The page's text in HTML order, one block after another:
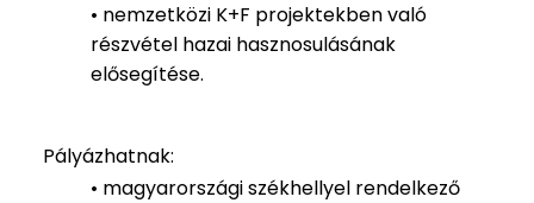
• nemzetközi K+F projektekben való
részvétel hazai hasznosulásának
elősegítése.
Pályázhatnak:
• magyarországi székhellyel rendelkező